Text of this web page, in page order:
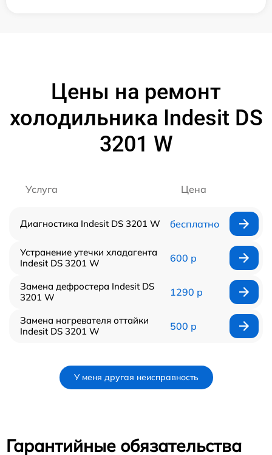
Цены на ремонт
холодильника Indesit DS
3201 W
Услуга Цена
Диагностика Indesit DS 3201 W бесплатно
Устранение утечки хладагента
Indesit DS 3201 W
600 р
Замена дефростера Indesit DS
3201 W
1290 р
Замена нагревателя оттайки
Indesit DS 3201 W
500 р
У меня другая неисправность
Гарантийные обязательства